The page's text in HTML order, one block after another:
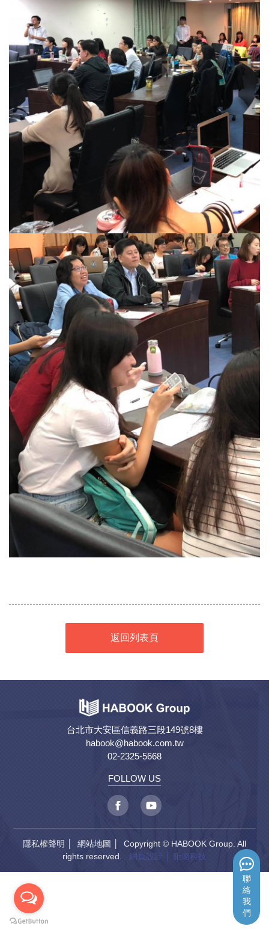
返回列表頁
聯
絡
我
們
台北市大安區信義路三段149號8樓
habook@habook.com.tw
02-2325-5668
FOLLOW US
隱私權聲明 網站地圖
│ Copyright © HABOOK Group. All
rights reserved. 網頁設計 │ 鉅潞科技